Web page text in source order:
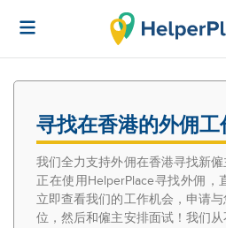
寻找在香港的外佣工
我们全力支持外佣在香港寻找新
正在使用HelperPlace寻找外佣，
立即查看我们的工作机会，申请
位，然后和僱主安排面试！我们